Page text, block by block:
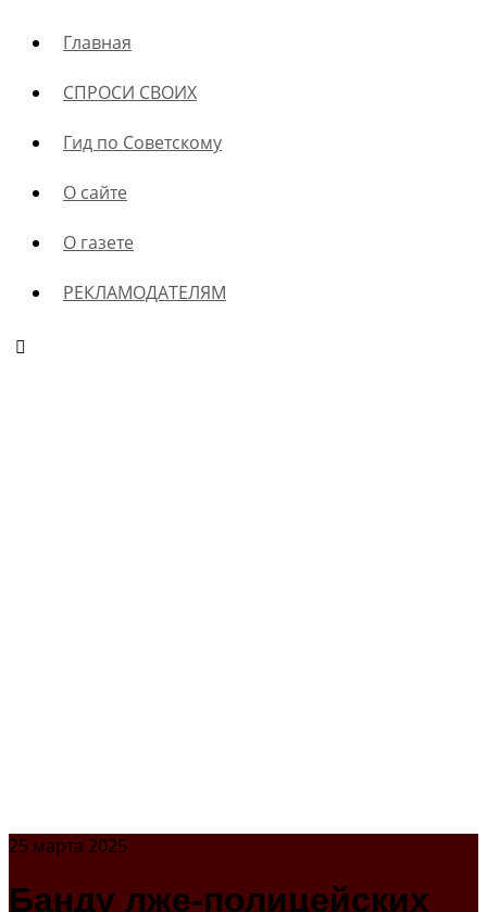
Главная
СПРОСИ СВОИХ
Гид по Советскому
О сайте
О газете
РЕКЛАМОДАТЕЛЯМ
25 марта 2025
Банду лже-полицейских